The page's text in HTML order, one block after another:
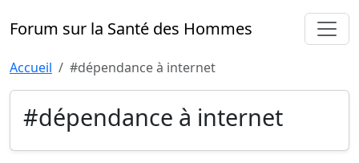
Forum sur la Santé des Hommes
Accueil #dépendance à internet
#dépendance à internet